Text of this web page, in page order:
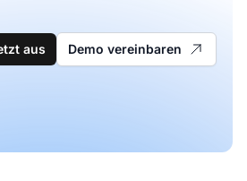
aus Demo vereinbaren